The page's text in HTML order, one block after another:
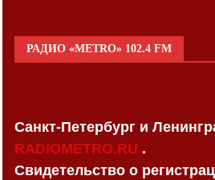
РАДИО «METRO» 102.4 FM
Санкт-Петербург и
RADIOMETRO.RU .
Свидетельство о